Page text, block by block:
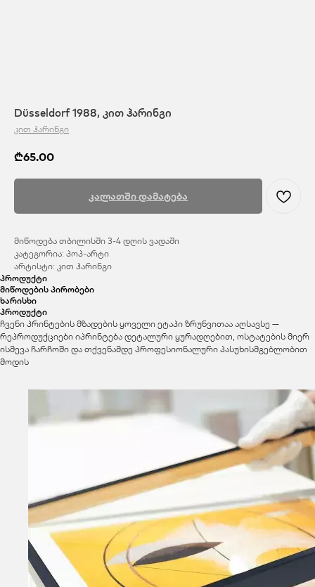
Düsseldorf 1988, კით ჰარინგი
კით ჰარინგი
₾65.00
კალათში დამატება
მიწოდება თბილისში 3-4 დღის ვადაში
კატეგორია: პოპ-არტი
არტისტი: კით ჰარინგი
პროდუქტი
მიწოდების პირობები
ხარისხი
პროდუქტი
ჩვენი პრინტების მზადების ყოველი ეტაპი ზრუნვითაა აღსავსე —
რეპროდუქციები იპრინტება დეტალური ყურადღებით, ოსტატების მიერ
ისმევა ჩარჩოში და თქვენამდე პროფესიონალური პასუხისმგებლობით
მოდის